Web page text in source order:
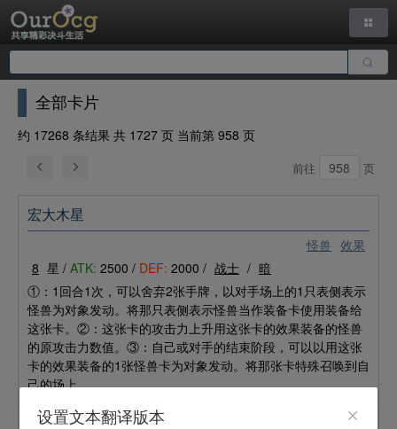
全部卡片
约 17268 条结果 共 1727 页 当前第 958 页
前往 页
怪兽 效果
宏大木星
8 星 / ATK: 2500 / DEF: 2000 / 战士 / 暗
①：1回合1次，可以舍弃2张手牌，以对手场上的1只表侧表示
怪兽为对象发动。将那只表侧表示怪兽当作装备卡使用装备给
这张卡。②：这张卡的攻击力上升用这张卡的效果装备的怪兽
的原攻击力数值。③：自己或对手的结束阶段，可以以用这张
卡的效果装备的1张怪兽卡为对象发动。将那张卡特殊召唤到自
己的场上。
烈焰火星
设置文本翻译版本